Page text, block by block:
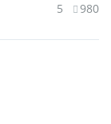
5 980